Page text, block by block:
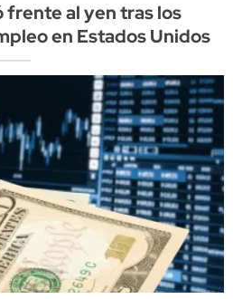
frente al yen tras los
en Estados Unidos